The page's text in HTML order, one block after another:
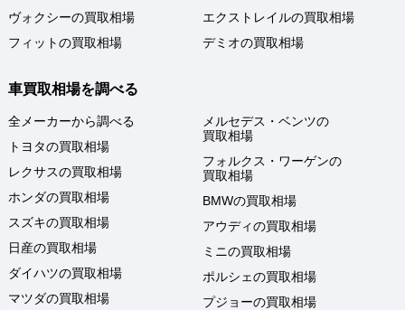
ヴォクシーの買取相場
フィットの買取相場
エクストレイルの買取相場
デミオの買取相場
車買取相場を調べる
全メーカーから調べる
トヨタの買取相場
レクサスの買取相場
ホンダの買取相場
スズキの買取相場
日産の買取相場
ダイハツの買取相場
マツダの買取相場
メルセデス・ベンツの
買取相場
フォルクス・ワーゲンの
買取相場
BMWの買取相場
アウディの買取相場
ミニの買取相場
ポルシェの買取相場
プジョーの買取相場